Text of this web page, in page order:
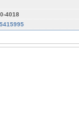
4018